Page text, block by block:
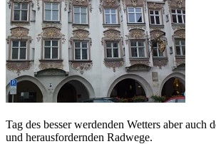
Tag des besser werdenden Wetters aber auch
und herausfordernden Radwege.